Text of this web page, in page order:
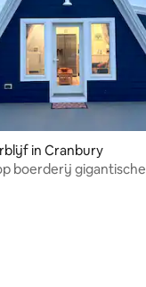
in Cranbury
boerderij gigantische